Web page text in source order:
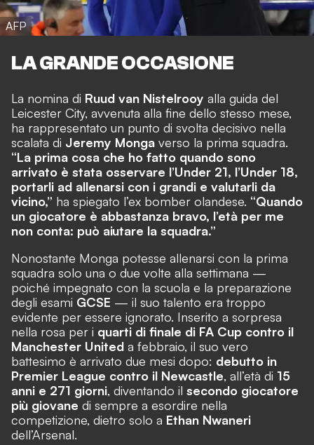
AFP
LA GRANDE OCCASIONE
La nomina di Ruud van Nistelrooy alla guida del
Leicester City, avvenuta alla fine dello stesso mese,
ha rappresentato un punto di svolta decisivo nella
scalata di Jeremy Monga verso la prima squadra.
“La prima cosa che ho fatto quando sono
arrivato è stata osservare l’Under 21, l’Under 18,
portarli ad allenarsi con i grandi e valutarli da
vicino,” ha spiegato l’ex bomber olandese. “Quando
un giocatore è abbastanza bravo, l’età per me
non conta: può aiutare la squadra.”
Nonostante Monga potesse allenarsi con la prima
squadra solo una o due volte alla settimana —
poiché impegnato con la scuola e la preparazione
degli esami GCSE — il suo talento era troppo
evidente per essere ignorato. Inserito a sorpresa
nella rosa per i quarti di finale di FA Cup contro il
Manchester United a febbraio, il suo vero
battesimo è arrivato due mesi dopo: debutto in
Premier League contro il Newcastle, all’età di 15
anni e 271 giorni, diventando il secondo giocatore
più giovane di sempre a esordire nella
competizione, dietro solo a Ethan Nwaneri
dell’Arsenal.